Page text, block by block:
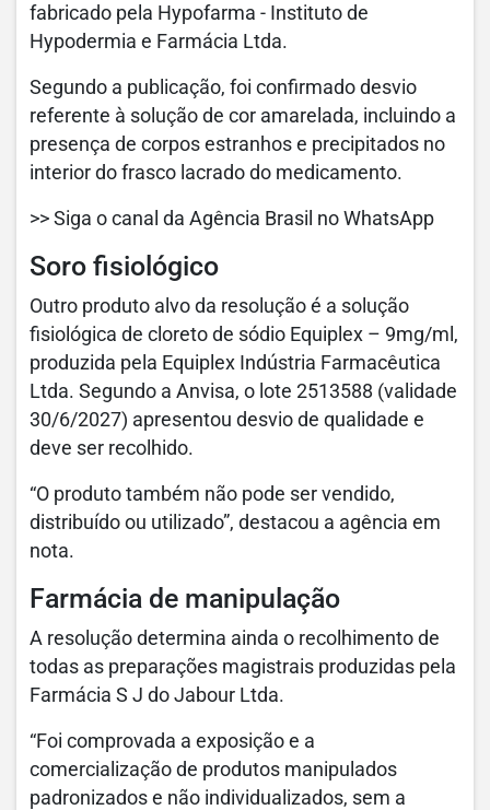
fabricado pela Hypofarma - Instituto de
Hypodermia e Farmácia Ltda.
Segundo a publicação, foi confirmado desvio
referente à solução de cor amarelada, incluindo a
presença de corpos estranhos e precipitados no
interior do frasco lacrado do medicamento.
>> Siga o canal da Agência Brasil no WhatsApp
Soro fisiológico
Outro produto alvo da resolução é a solução
fisiológica de cloreto de sódio Equiplex – 9mg/ml,
produzida pela Equiplex Indústria Farmacêutica
Ltda. Segundo a Anvisa, o lote 2513588 (validade
30/6/2027) apresentou desvio de qualidade e
deve ser recolhido.
“O produto também não pode ser vendido,
distribuído ou utilizado”, destacou a agência em
nota.
Farmácia de manipulação
A resolução determina ainda o recolhimento de
todas as preparações magistrais produzidas pela
Farmácia S J do Jabour Ltda.
“Foi comprovada a exposição e a
comercialização de produtos manipulados
padronizados e não individualizados, sem a